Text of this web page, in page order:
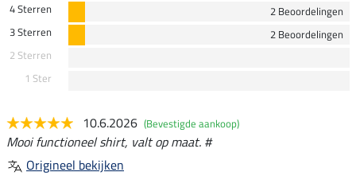
4 Sterren
2 Beoordelingen
3 Sterren
2 Beoordelingen
2 Sterren
1 Ster
10.6.2026 (Bevestigde aankoop)
Mooi functioneel shirt, valt op maat. #
Origineel bekijken